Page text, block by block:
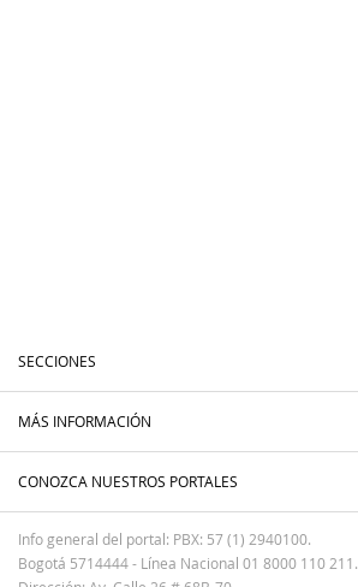
SECCIONES
MÁS INFORMACIÓN
CONOZCA NUESTROS PORTALES
Info general del portal: PBX: 57 (1) 2940100.
Bogotá 5714444 - Línea Nacional 01 8000 110 211.